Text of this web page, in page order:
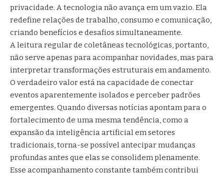
privacidade. A tecnologia não avança em um vazio. Ela
redefine relações de trabalho, consumo e comunicação,
criando benefícios e desafios simultaneamente.
A leitura regular de coletâneas tecnológicas, portanto,
não serve apenas para acompanhar novidades, mas para
interpretar transformações estruturais em andamento.
O verdadeiro valor está na capacidade de conectar
eventos aparentemente isolados e perceber padrões
emergentes. Quando diversas notícias apontam para o
fortalecimento de uma mesma tendência, como a
expansão da inteligência artificial em setores
tradicionais, torna-se possível antecipar mudanças
profundas antes que elas se consolidem plenamente.
Esse acompanhamento constante também contribui